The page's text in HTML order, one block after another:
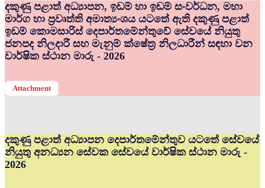
දකුණු පළාත් අධ්‍යාපන, ඉඩම් හා ඉඩම් සංවර්ධන, මහා
මාර්ග හා ප්‍රවෘත්ති අමාත්‍යංශය යටතේ ඇති දකුණු පළාත්
ඉඩම් කොමසාරිස් දෙපාර්තමේන්තුවේ සේවයේ නියුතු
ජනපද නිලදාරී සහ මැනුම් ක්ෂේත්‍ර නිලධාරීන් සඳහා වන
වාර්ෂික ස්ථාන මාරු - 2026
Attachment
දකුණු පළාත් අධ්‍යාපන දෙපාර්තමේන්තුව යටතේ සේවයේ
නියුතු අනධ්‍යන සේවක සේවයේ වාර්ෂික ස්ථාන මාරු -
2026